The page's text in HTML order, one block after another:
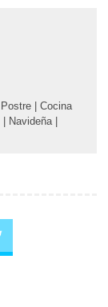
Postre | Cocina
| Navideña |